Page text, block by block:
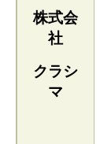
株式会
社
クラシ
マ